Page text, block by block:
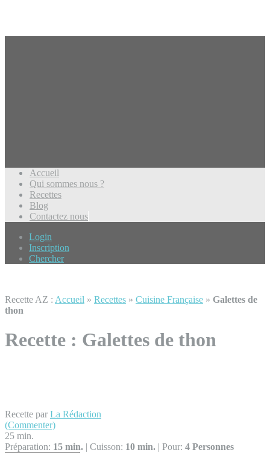
Accueil
Qui sommes nous ?
Recettes
Blog
Contactez nous
Login
Inscription
Chercher
Recette AZ : Accueil » Recettes » Cuisine Française » Galettes de
thon
Recette : Galettes de thon
Recette par La Rédaction
(Commenter)
25 min.
Préparation: 15 min. | Cuisson: 10 min. | Pour: 4 Personnes